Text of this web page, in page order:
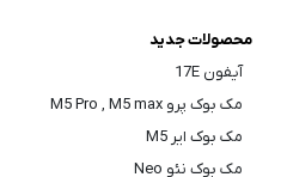
محصولات جدید
آیفون 17E
مک بوک پرو M5 Pro , M5 max
مک بوک ایر M5
مک بوک نئو Neo